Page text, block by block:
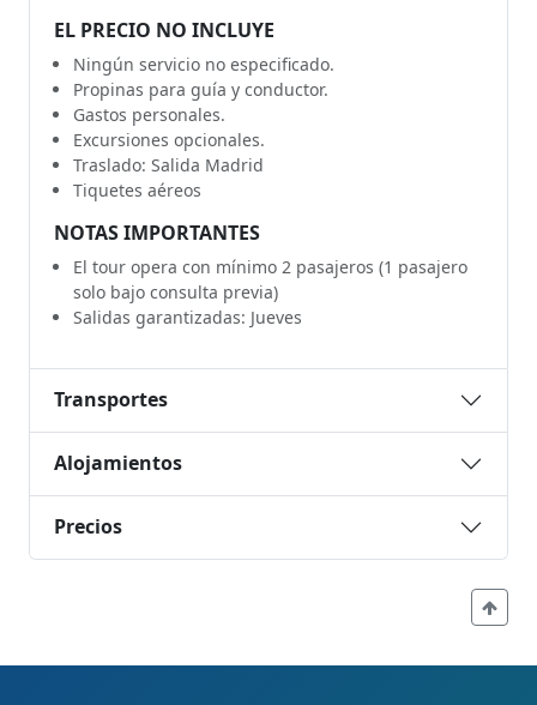
EL PRECIO NO INCLUYE
Ningún servicio no especificado.
Propinas para guía y conductor.
Gastos personales.
Excursiones opcionales.
Traslado: Salida Madrid
Tiquetes aéreos
NOTAS IMPORTANTES
El tour opera con mínimo 2 pasajeros (1 pasajero
solo bajo consulta previa)
Salidas garantizadas: Jueves
Transportes
Alojamientos
Precios